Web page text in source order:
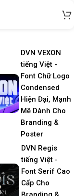
DVN VEXON
tiếng Việt -
Font Chữ Logo
Condensed
Hiện Đại, Mạnh
Mẽ Dành Cho
Branding &
Poster
DVN Regis
tiếng Việt -
Font Serif Cao
Cấp Cho